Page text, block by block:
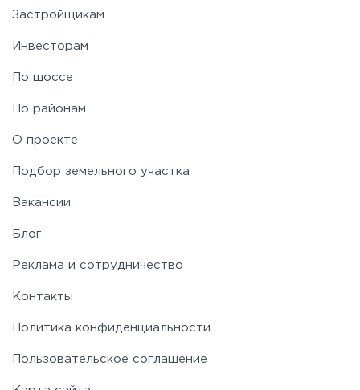
Застройщикам
Инвесторам
По шоссе
По районам
О проекте
Подбор земельного участка
Вакансии
Блог
Реклама и сотрудничество
Контакты
Политика конфиденциальности
Пользовательское соглашение